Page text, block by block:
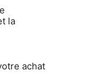
la
achat